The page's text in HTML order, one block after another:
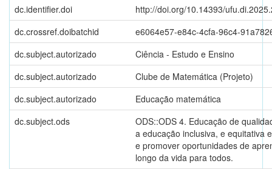
dc.identifier.doi
http://doi.org/10.14393/
dc.crossref.doibatchid
e6064e57-e84c-4cfa-96c4-
dc.subject.autorizado
Ciência - Estudo e Ensino
dc.subject.autorizado
Clube de Matemática (Projeto)
dc.subject.autorizado
Educação matemática
dc.subject.ods
ODS::ODS 4. Educação de
a educação inclusiva, e equitativa
e promover oportunidades de
longo da vida para todos.